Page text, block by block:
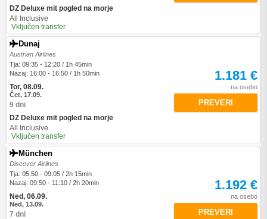
DZ Deluxe mit pogled na morje
All Inclusive
Vključen transfer
Dunaj
Austrian Airlines
Tja: 09:35 - 12:20 / 1h 45min
Nazaj: 16:00 - 16:50 / 1h 50min
Tor, 08.09.
Čet, 17.09.
9 dni
DZ Deluxe mit pogled na morje
All Inclusive
Vključen transfer
1.181 €
na osebo
PREVERI
München
Discover Airlines
Tja: 05:50 - 09:05 / 2h 15min
Nazaj: 09:50 - 11:10 / 2h 20min
Ned, 06.09.
Ned, 13.09.
7 dni
1.192 €
na osebo
PREVERI